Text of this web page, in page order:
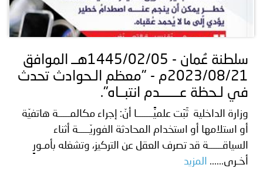
سلطنة عُمان - 1445/02/05هــ الموافق
2023/08/21م - "معظم الـحوادث تحدث
في لـحظة عـــــــدم انتبــاه".
وزارة الداخلية ثَبَت علميًّـــــــا أنّ: إجراء مكالمـــــة هاتفيّة
أو استلامها أو استخدام المحادثة الفوريّـــــة أثناء
السياقــــــة قد تصرف العقل عن التركيز، وتشغله بأمـورٍ
أخـرى......
المزيد